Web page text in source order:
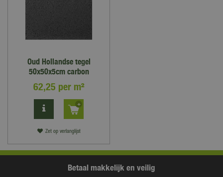
Oud Hollandse tegel
50x50x5cm carbon
62,25 per m²
Zet op verlanglijst
Betaal makkelijk en veilig